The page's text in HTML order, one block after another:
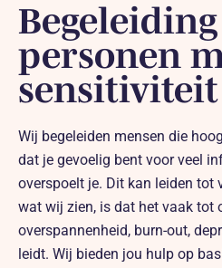
Over ons
Contact
personen
sensitiviteit
Wij begeleiden mensen die
dat je gevoelig bent voor veel
overspoelt je. Dit kan leiden tot
wat wij zien, is dat het vaak tot
overspannenheid, burn-out,
leidt. Wij bieden jou hulp op